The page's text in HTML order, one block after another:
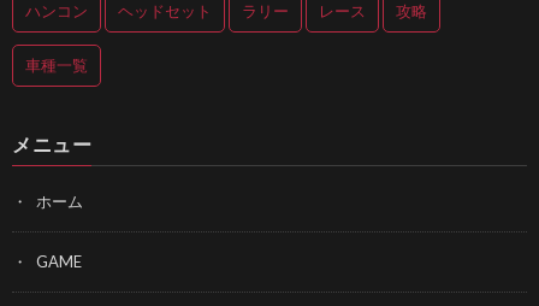
ハンコン ヘッドセット ラリー レース 攻略
車種一覧
メニュー
ホーム
GAME